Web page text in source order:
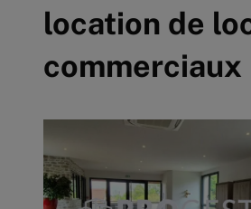
location de
commerciaux